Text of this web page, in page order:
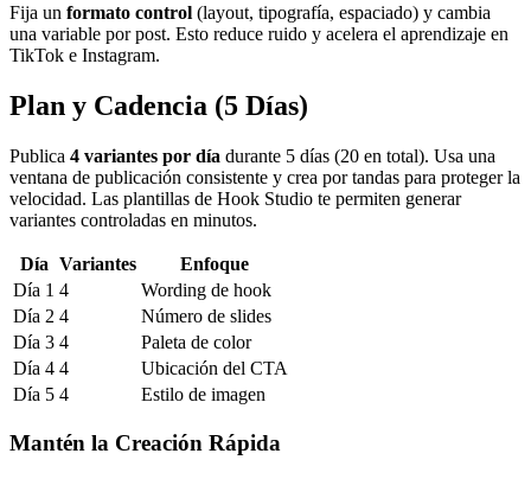
Fija un formato control (layout, tipografía, espaciado) y cambia
una variable por post. Esto reduce ruido y acelera el aprendizaje en
TikTok e Instagram.
Plan y Cadencia (5 Días)
Publica 4 variantes por día durante 5 días (20 en total). Usa una
ventana de publicación consistente y crea por tandas para proteger la
velocidad. Las plantillas de Hook Studio te permiten generar
variantes controladas en minutos.
Día Variantes
Enfoque
Día 1 4
Wording de hook
Día 2 4
Número de slides
Día 3 4
Paleta de color
Día 4 4
Ubicación del CTA
Día 5 4 Estilo de imagen
Mantén la Creación Rápida